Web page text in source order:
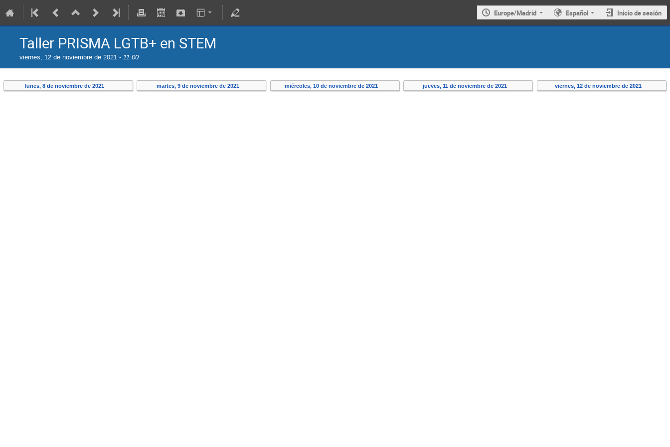
Europe/Madrid Español Inicio de sesión
Taller PRISMA LGTB+ en STEM
viernes, 12 de noviembre de 2021 - 11:00
lunes, 8 de noviembre de 2021 martes, 9 de noviembre de 2021 miércoles, 10 de noviembre de 2021 jueves, 11 de noviembre de 2021 viernes, 12 de noviembre de 2021